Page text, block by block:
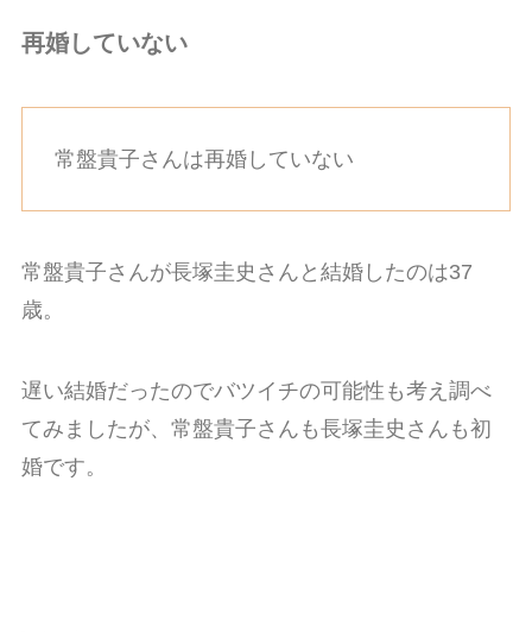
再婚していない
常盤貴子さんは再婚していない
常盤貴子さんが長塚圭史さんと結婚したのは37
歳。
遅い結婚だったのでバツイチの可能性も考え調べ
てみましたが、常盤貴子さんも長塚圭史さんも初
婚です。